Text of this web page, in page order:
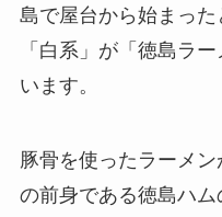
島で屋台から始まっ
「白系」が「徳島ラ
います。
豚骨を使ったラーメ
の前身である徳島ハム